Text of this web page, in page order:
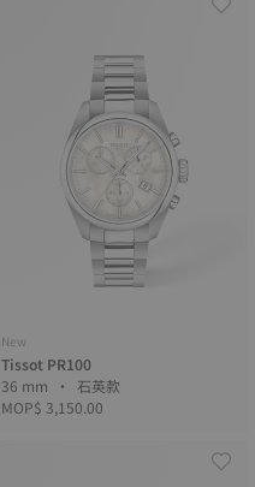
New
Tissot PR100
36 mm • 石英款
MOP$ 3,150.00